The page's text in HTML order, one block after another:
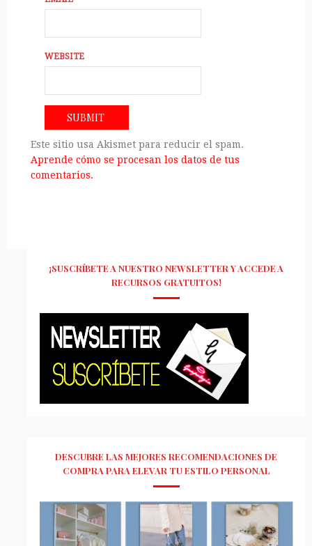
WEBSITE
Este sitio usa Akismet para reducir el spam.
Aprende cómo se procesan los datos de tus
comentarios.
¡SUSCRÍBETE A NUESTRO NEWSLETTER Y ACCEDE A
RECURSOS GRATUITOS!
DESCUBRE LAS MEJORES RECOMENDACIONES DE
COMPRA PARA ELEVAR TU ESTILO PERSONAL